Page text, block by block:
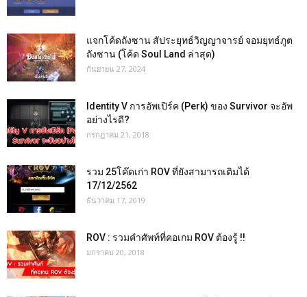
แจกโค้ดถังซาน สัประยุทธ์วิญญาจารย์ จอมยุทธ์ภูต
ถังซาน (โค้ด Soul Land ล่าสุด)
กันยายน 27, 2024
Identity V การอัพเปิร์ค (Perk) ของ Survivor จะอัพ
อย่างไรดี?
กรกฎาคม 21, 2018
รวม 25โค๊ดเก่า ROV ที่ยังสามารถเติมได้
17/12/2562
ธันวาคม 17, 2019
ROV : รวมคำศัพท์ที่คอเกม ROV ต้องรู้ !!
มกราคม 20, 2018